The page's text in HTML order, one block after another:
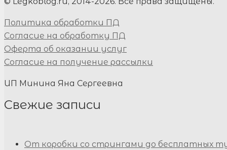
Политика обработки ПД
Согласие на обработку ПД
Оферта об оказании услуг
Согласие на получение рассылки
ИП Минина Яна Сергеевна
Свежие записи
От коробки со стрингами до бесплатных